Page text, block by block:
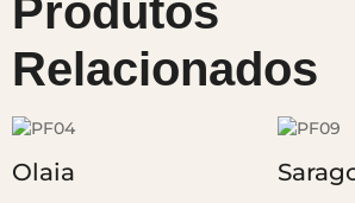
Produtos
Relacionados
Olaia